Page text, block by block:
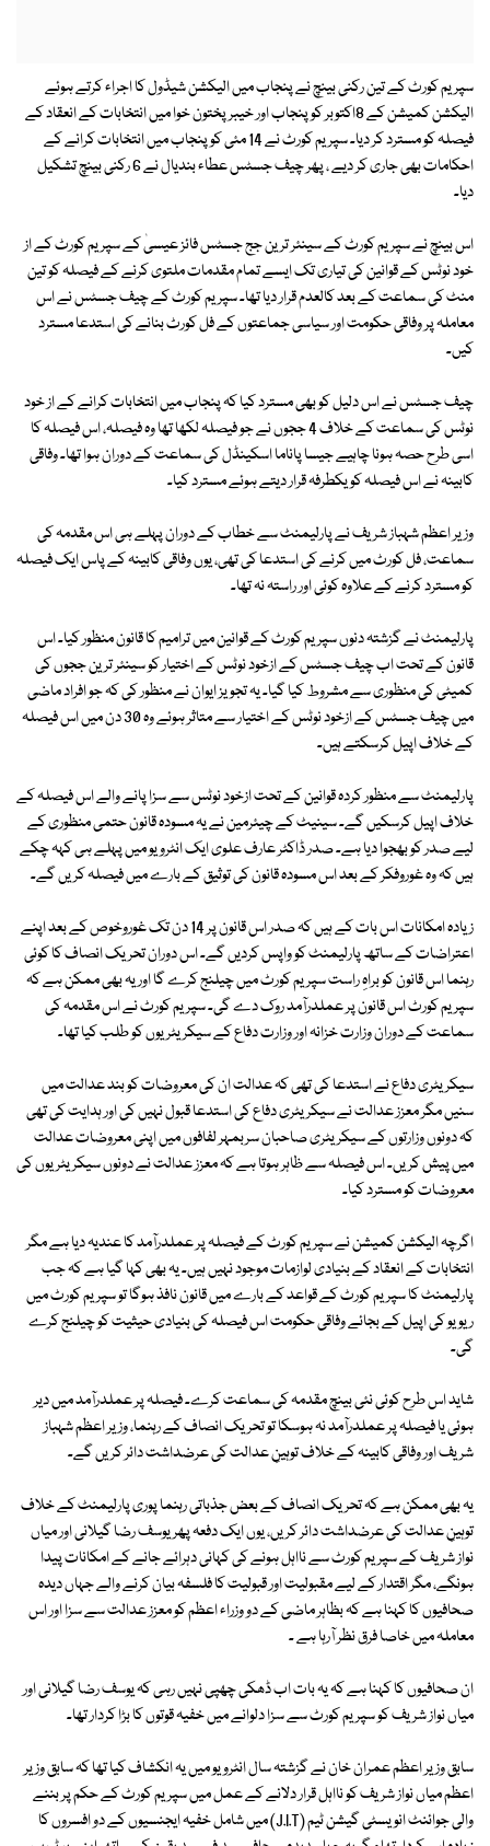
سپریم کورٹ کے تین رکنی بینچ نے پنجاب میں الیکشن شیڈول کا اجراء کرتے ہوئے
الیکشن کمیشن کے 8اکتوبر کو پنجاب اور خیبر پختون خوا میں انتخابات کے انعقاد کے
فیصلہ کو مسترد کر دیا۔ سپریم کورٹ نے 14 مئی کو پنجاب میں انتخابات کرانے کے
احکامات بھی جاری کر دیے ، پھر چیف جسٹس عطاء بندیال نے 6 رکنی بینچ تشکیل
دیا۔
اس بینچ نے سپریم کورٹ کے سینئر ترین جج جسٹس فائز عیسیٰ کے سپریم کورٹ کے از
خود نوٹس کے قوانین کی تیاری تک ایسے تمام مقدمات ملتوی کرنے کے فیصلہ کو تین
منٹ کی سماعت کے بعد کالعدم قرار دیا تھا۔ سپریم کورٹ کے چیف جسٹس نے اس
معاملہ پر وفاقی حکومت اور سیاسی جماعتوں کے فل کورٹ بنانے کی استدعا مسترد
کیں۔
چیف جسٹس نے اس دلیل کو بھی مسترد کیا کہ پنجاب میں انتخابات کرانے کے از خود
نوٹس کی سماعت کے خلاف 4 ججوں نے جو فیصلہ لکھا تھا وہ فیصلہ، اس فیصلہ کا
اسی طرح حصہ ہونا چاہیے جیسا پاناما اسکینڈل کی سماعت کے دوران ہوا تھا۔ وفاقی
کابینہ نے اس فیصلہ کو یکطرفہ قرار دیتے ہوئے مسترد کیا۔
وزیر اعظم شہباز شریف نے پارلیمنٹ سے خطاب کے دوران پہلے ہی اس مقدمہ کی
سماعت، فل کورٹ میں کرنے کی استدعا کی تھی، یوں وفاقی کابینہ کے پاس ایک فیصلہ
کو مسترد کرنے کے علاوہ کوئی اور راستہ نہ تھا۔
پارلیمنٹ نے گزشتہ دنوں سپریم کورٹ کے قوانین میں ترامیم کا قانون منظور کیا۔ اس
قانون کے تحت اب چیف جسٹس کے ازخود نوٹس کے اختیار کو سینئر ترین ججوں کی
کمیٹی کی منظوری سے مشروط کیا گیا۔ یہ تجویز ایوان نے منظور کی کہ جو افراد ماضی
میں چیف جسٹس کے ازخود نوٹس کے اختیار سے متاثر ہوئے وہ 30 دن میں اس فیصلہ
کے خلاف اپیل کرسکتے ہیں۔
پارلیمنٹ سے منظور کردہ قوانین کے تحت ازخود نوٹس سے سزا پانے والے اس فیصلہ کے
خلاف اپیل کرسکیں گے۔ سینیٹ کے چیئرمین نے یہ مسودہ قانون حتمی منظوری کے
لیے صدر کو بھجوا دیا ہے۔ صدر ڈاکٹر عارف علوی ایک انٹرویو میں پہلے ہی کہہ چکے
ہیں کہ وہ غوروفکر کے بعد اس مسودہ قانون کی توثیق کے بارے میں فیصلہ کریں گے۔
زیادہ امکانات اس بات کے ہیں کہ صدر اس قانون پر 14 دن تک غوروخوص کے بعد اپنے
اعتراضات کے ساتھ پارلیمنٹ کو واپس کردیں گے۔ اس دوران تحریک انصاف کا کوئی
رہنما اس قانون کو براہِ راست سپریم کورٹ میں چیلنج کرے گا اور یہ بھی ممکن ہے کہ
سپریم کورٹ اس قانون پر عملدرآمد روک دے گی۔ سپریم کورٹ نے اس مقدمہ کی
سماعت کے دوران وزارت خزانہ اور وزارت دفاع کے سیکریٹریوں کو طلب کیا تھا۔
سیکریٹری دفاع نے استدعا کی تھی کہ عدالت ان کی معروضات کو بند عدالت میں
سنیں مگر معزز عدالت نے سیکریٹری دفاع کی استدعا قبول نہیں کی اور ہدایت کی تھی
کہ دونوں وزارتوں کے سیکریٹری صاحبان سربمہر لفافوں میں اپنی معروضات عدالت
میں پیش کریں۔ اس فیصلہ سے ظاہر ہوتا ہے کہ معزز عدالت نے دونوں سیکریٹریوں کی
معروضات کو مسترد کیا۔
اگرچہ الیکشن کمیشن نے سپریم کورٹ کے فیصلہ پر عملدرآمد کا عندیہ دیا ہے مگر
انتخابات کے انعقاد کے بنیادی لوازمات موجود نہیں ہیں۔ یہ بھی کہا گیا ہے کہ جب
پارلیمنٹ کا سپریم کورٹ کے قواعد کے بارے میں قانون نافذ ہوگا تو سپریم کورٹ میں
ریویو کی اپیل کے بجائے وفاقی حکومت اس فیصلہ کی بنیادی حیثیت کو چیلنج کرے
گی۔
شاید اس طرح کوئی نئی بینچ مقدمہ کی سماعت کرے۔ فیصلہ پر عملدرآمد میں دیر
ہوئی یا فیصلہ پر عملدرآمد نہ ہوسکا تو تحریک انصاف کے رہنما، وزیر اعظم شہباز
شریف اور وفاقی کابینہ کے خلاف توہینِ عدالت کی عرضداشت دائر کریں گے۔
یہ بھی ممکن ہے کہ تحریک انصاف کے بعض جذباتی رہنما پوری پارلیمنٹ کے خلاف
توہینِ عدالت کی عرضداشت دائر کریں، یوں ایک دفعہ پھر یوسف رضا گیلانی اور میاں
نواز شریف کے سپریم کورٹ سے نااہل ہونے کی کہانی دہرائے جانے کے امکانات پیدا
ہونگے، مگر اقتدار کے لیے مقبولیت اور قبولیت کا فلسفہ بیان کرنے والے جہاں دیدہ
صحافیوں کا کہنا ہے کہ بظاہر ماضی کے دو وزراء اعظم کو معزز عدالت سے سزا اور اس
معاملہ میں خاصا فرق نظر آرہا ہے ۔
ان صحافیوں کا کہنا ہے کہ یہ بات اب ڈھکی چھپی نہیں رہی کہ یوسف رضا گیلانی اور
میاں نواز شریف کو سپریم کورٹ سے سزا دلوانے میں خفیہ قوتوں کا بڑا کردار تھا۔
سابق وزیر اعظم عمران خان نے گزشتہ سال انٹرویو میں یہ انکشاف کیا تھا کہ سابق وزیر
اعظم میاں نواز شریف کو نااہل قرار دلانے کے عمل میں سپریم کورٹ کے حکم پر بننے
والی جوائنٹ انویسٹی گیشن ٹیم (J.I.T) میں شامل خفیہ ایجنسیوں کے دو افسروں کا